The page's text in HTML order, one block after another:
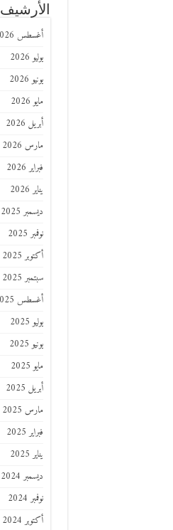
الأرشيف
أغسطس 2026
يوليو 2026
يونيو 2026
مايو 2026
أبريل 2026
مارس 2026
فبراير 2026
يناير 2026
ديسمبر 2025
نوفمبر 2025
أكتوبر 2025
سبتمبر 2025
أغسطس 2025
يوليو 2025
يونيو 2025
مايو 2025
أبريل 2025
مارس 2025
فبراير 2025
يناير 2025
ديسمبر 2024
نوفمبر 2024
أكتوبر 2024